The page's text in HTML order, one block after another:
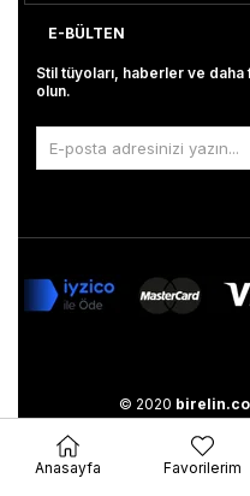
E-BÜLTEN
Stil tüyoları, haberler ve
olun.
© 2020
Anasayfa Favorilerim